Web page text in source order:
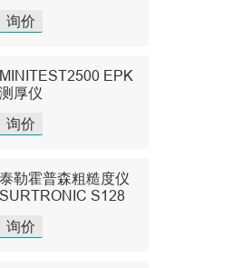
询价
MINITEST2500 EPK
测厚仪
询价
泰勒霍普森粗糙度仪
SURTRONIC S128
询价